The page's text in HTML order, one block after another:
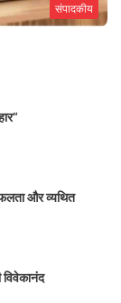
संपादकीय
और व्यथित
विवेकानंद